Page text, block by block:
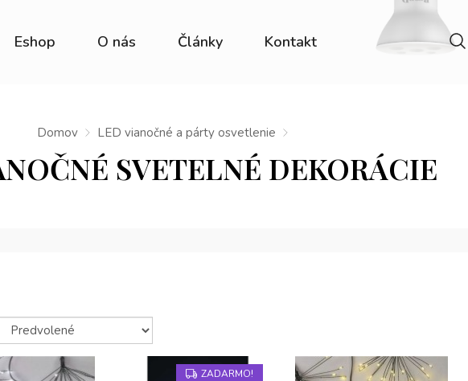
Eshop O nás Články Kontakt
Domov LED vianočné a párty osvetlenie
SVETELNÉ DEKORÁCIE
ZADARMO!